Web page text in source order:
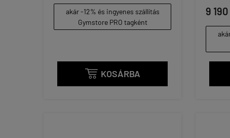
akár -12% és ingyenes szállítás
Gymstore PRO tagként
 KOSÁRBA
9